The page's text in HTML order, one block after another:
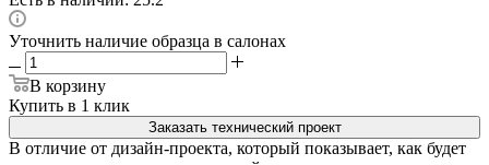
Уточнить наличие образца в салонах
В корзину
Купить в 1 клик
Заказать технический проект
В отличие от дизайн-проекта, который показывает, как будет